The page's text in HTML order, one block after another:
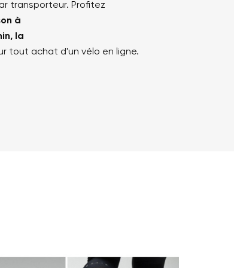
transporteur. Profitez
à
la
tout achat d'un vélo en ligne.